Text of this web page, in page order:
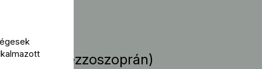
(mezzoszoprán)